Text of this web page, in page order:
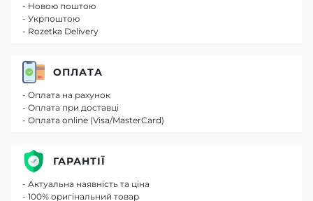
- Новою поштою
- Укрпоштою
- Rozetka Delivery
ОПЛАТА
- Оплата на рахунок
- Оплата при доставці
- Оплата online (Visa/MasterCard)
ГАРАНТІЇ
- Актуальна наявність та ціна
- 100% оригінальний товар